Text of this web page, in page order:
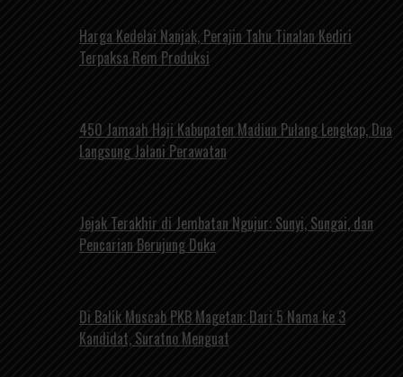
Harga Kedelai Nanjak, Perajin Tahu Tinalan Kediri
Terpaksa Rem Produksi
450 Jamaah Haji Kabupaten Madiun Pulang Lengkap, Dua
Langsung Jalani Perawatan
Jejak Terakhir di Jembatan Ngujur: Sunyi, Sungai, dan
Pencarian Berujung Duka
Di Balik Muscab PKB Magetan: Dari 5 Nama ke 3
Kandidat, Suratno Menguat